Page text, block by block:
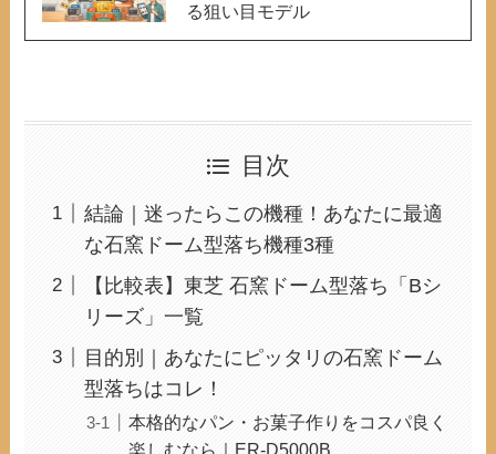
る狙い目モデル
目次
結論｜迷ったらこの機種！あなたに最適
な石窯ドーム型落ち機種3種
【比較表】東芝 石窯ドーム型落ち「Bシ
リーズ」一覧
目的別｜あなたにピッタリの石窯ドーム
型落ちはコレ！
本格的なパン・お菓子作りをコスパ良く
楽しむなら｜ER-D5000B